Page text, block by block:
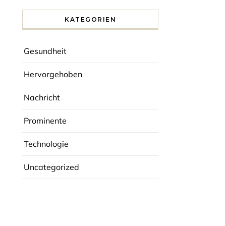
KATEGORIEN
Gesundheit
Hervorgehoben
Nachricht
Prominente
Technologie
Uncategorized